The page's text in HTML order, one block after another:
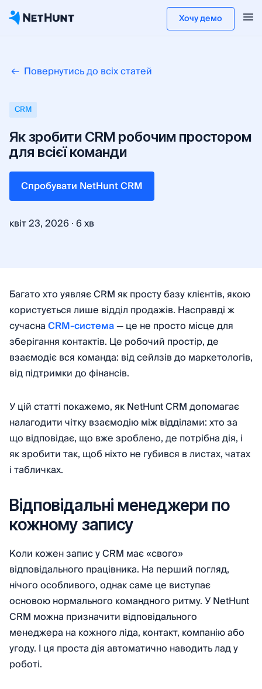
Хочу демо
Повернутись до всіх статей
CRM
Як зробити CRM робочим простором
для всієї команди
Cпробувати NetHunt CRM
квіт 23, 2026 ·6 хв
Багато хто уявляє CRM як просту базу клієнтів, якою
користується лише відділ продажів. Насправді ж
сучаснаCRM-система— це не просто місце для
зберігання контактів. Це робочий простір, де
взаємодіє вся команда: від сейлзів до маркетологів,
від підтримки до фінансів.
У цій статті покажемо, як NetHunt CRM допомагає
налагодити чітку взаємодію між відділами: хто за
що відповідає, що вже зроблено, де потрібна дія, і
як зробити так, щоб ніхто не губився в листах, чатах
і табличках.
Відповідальні менеджери по
кожному запису
Коли кожен запис у CRM має «свого»
відповідального працівника. На перший погляд,
нічого особливого, однак саме це виступає
основою нормального командного ритму. У NetHunt
CRM можна призначити відповідального
менеджера на кожного ліда, контакт, компанію або
угоду. І ця проста дія автоматично наводить лад у
роботі.